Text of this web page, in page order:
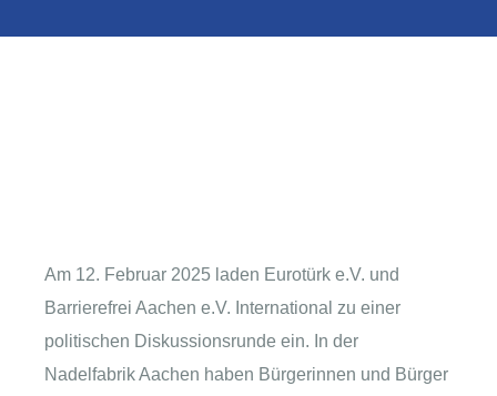
Am 12. Februar 2025 laden Eurotürk e.V. und
Barrierefrei Aachen e.V. International zu einer
politischen Diskussionsrunde ein. In der
Nadelfabrik Aachen haben Bürgerinnen und Bürger